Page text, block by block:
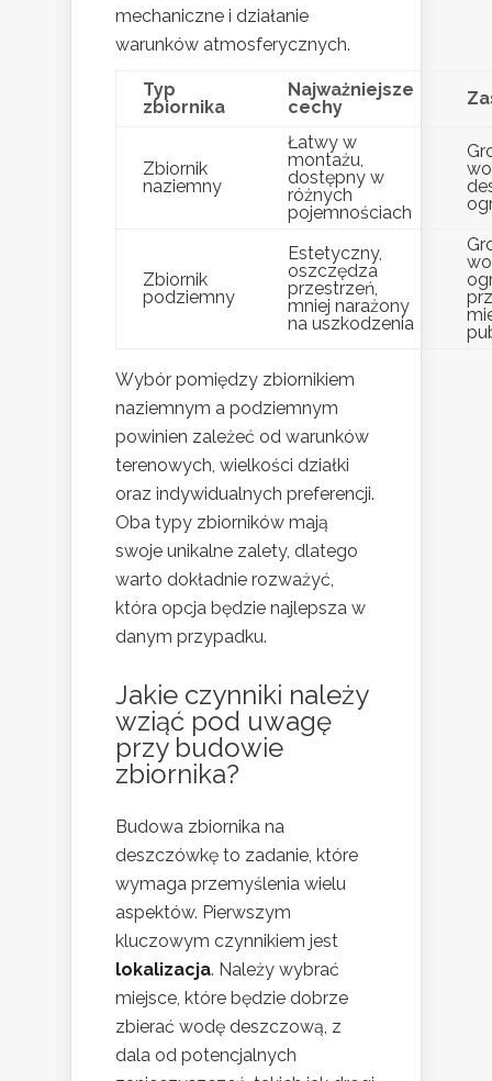
mechaniczne i działanie
warunków atmosferycznych.
Typ
zbiornika
Najważniejsze
cechy
Zbiornik
naziemny
Łatwy w
montażu,
dostępny w
różnych
pojemnościach
Zbiornik
podziemny
Estetyczny,
oszczędza
przestrzeń,
mniej narażony
na uszkodzenia
Wybór pomiędzy zbiornikiem
naziemnym a podziemnym
powinien zależeć od warunków
terenowych, wielkości działki
oraz indywidualnych preferencji.
Oba typy zbiorników mają
swoje unikalne zalety, dlatego
warto dokładnie rozważyć,
która opcja będzie najlepsza w
danym przypadku.
Jakie czynniki należy
wziąć pod uwagę
przy budowie
zbiornika?
Budowa zbiornika na
deszczówkę to zadanie, które
wymaga przemyślenia wielu
aspektów. Pierwszym
kluczowym czynnikiem jest
lokalizacja. Należy wybrać
miejsce, które będzie dobrze
zbierać wodę deszczową, z
dala od potencjalnych